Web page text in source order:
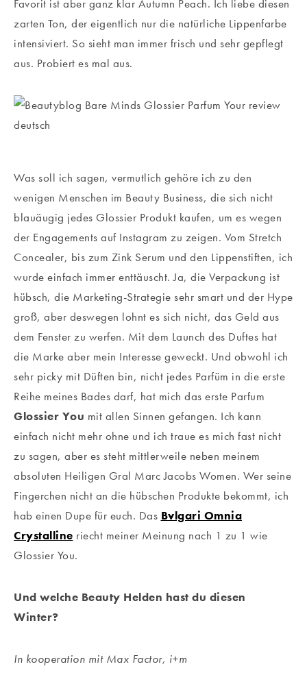
Favorit ist aber ganz klar Autumn Peach. Ich liebe diesen
zarten Ton, der eigentlich nur die natürliche Lippenfarbe
intensiviert. So sieht man immer frisch und sehr gepflegt
aus. Probiert es mal aus.
Was soll ich sagen, vermutlich gehöre ich zu den
wenigen Menschen im Beauty Business, die sich nicht
blauäugig jedes Glossier Produkt kaufen, um es wegen
der Engagements auf Instagram zu zeigen. Vom Stretch
Concealer, bis zum Zink Serum und den Lippenstiften, ich
wurde einfach immer enttäuscht. Ja, die Verpackung ist
hübsch, die Marketing-Strategie sehr smart und der Hype
groß, aber deswegen lohnt es sich nicht, das Geld aus
dem Fenster zu werfen. Mit dem Launch des Duftes hat
die Marke aber mein Interesse geweckt. Und obwohl ich
sehr picky mit Düften bin, nicht jedes Parfüm in die erste
Reihe meines Bades darf, hat mich das erste Parfum
Glossier You mit allen Sinnen gefangen. Ich kann
einfach nicht mehr ohne und ich traue es mich fast nicht
zu sagen, aber es steht mittlerweile neben meinem
absoluten Heiligen Gral Marc Jacobs Women. Wer seine
Fingerchen nicht an die hübschen Produkte bekommt, ich
hab einen Dupe für euch. Das Bvlgari Omnia
Crystalline riecht meiner Meinung nach 1 zu 1 wie
Glossier You.
Und welche Beauty Helden hast du diesen
Winter?
In kooperation mit Max Factor, i+m